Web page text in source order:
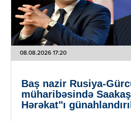
08.08.2026 17:20
Baş nazir Rusiya-
müharibəsində
Hərəkat"ı